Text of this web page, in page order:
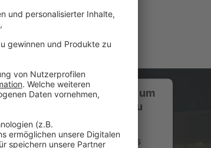
Ihre Zustimmung, um
YouTube Video-Service zu
laden!
verwenden einen Service eines